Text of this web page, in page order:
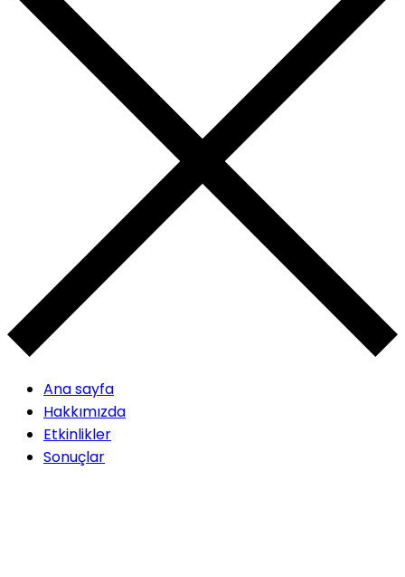
Ana sayfa
Hakkımızda
Etkinlikler
Sonuçlar